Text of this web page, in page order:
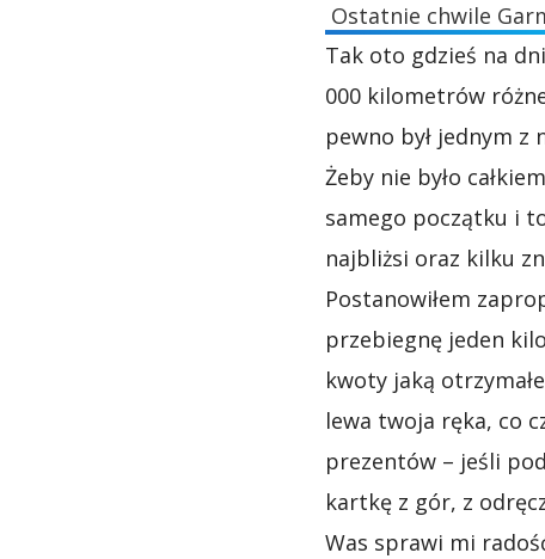
Ostatnie chwile
Tak oto gdzieś na
000 kilometrów
pewno był jednym z
Żeby nie było
samego początku i
najbliżsi oraz kilku
Postanowiłem
przebiegnę jeden
kwoty jaką
lewa twoja ręka, co
prezentów – jeśli
kartkę z gór, z
Was sprawi mi